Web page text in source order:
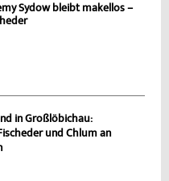
Sydow bleibt makellos –
in Großlöbichau:
und Chlum an